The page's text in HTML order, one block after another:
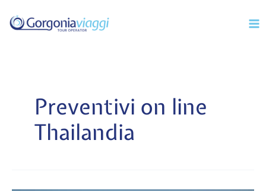
contenuto
Preventivi on line
Thailandia